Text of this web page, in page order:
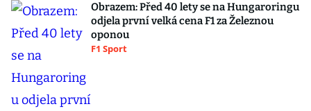
Obrazem: Před 40 lety se na Hungaroringu
odjela první velká cena F1 za Železnou
oponou
F1 Sport